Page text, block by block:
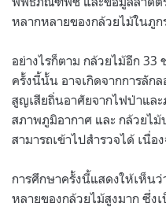
หลากหลายของกล้วยไม้ในภู
อย่างไรก็ตาม กล้วยไม้อีก
ครั้งนี้นั้น อาจเกิดจากการลัก
สูญเสียถิ่นอาศัยจากไฟป่าแล
สภาพภูมิอากาศ และ กล้วยไ
สามารถเข้าไปสำรวจได้ เนื่อ
การศึกษาครั้งนี้แสดงให้เห็น
หลายของกล้วยไม้สูงมาก ซึ่ง